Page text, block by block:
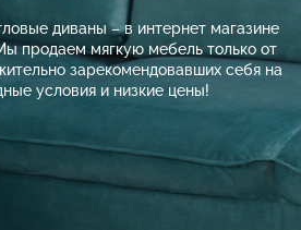
диваны – в интернет магазине
продаем мягкую мебель только от
зарекомендовавших себя на
условия и низкие цены!